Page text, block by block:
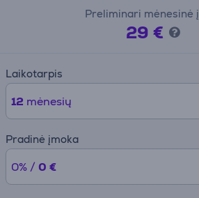
Preliminari mėnesinė
29 €
Laikotarpis
12 mėnesių
Pradinė įmoka
0% / 0 €